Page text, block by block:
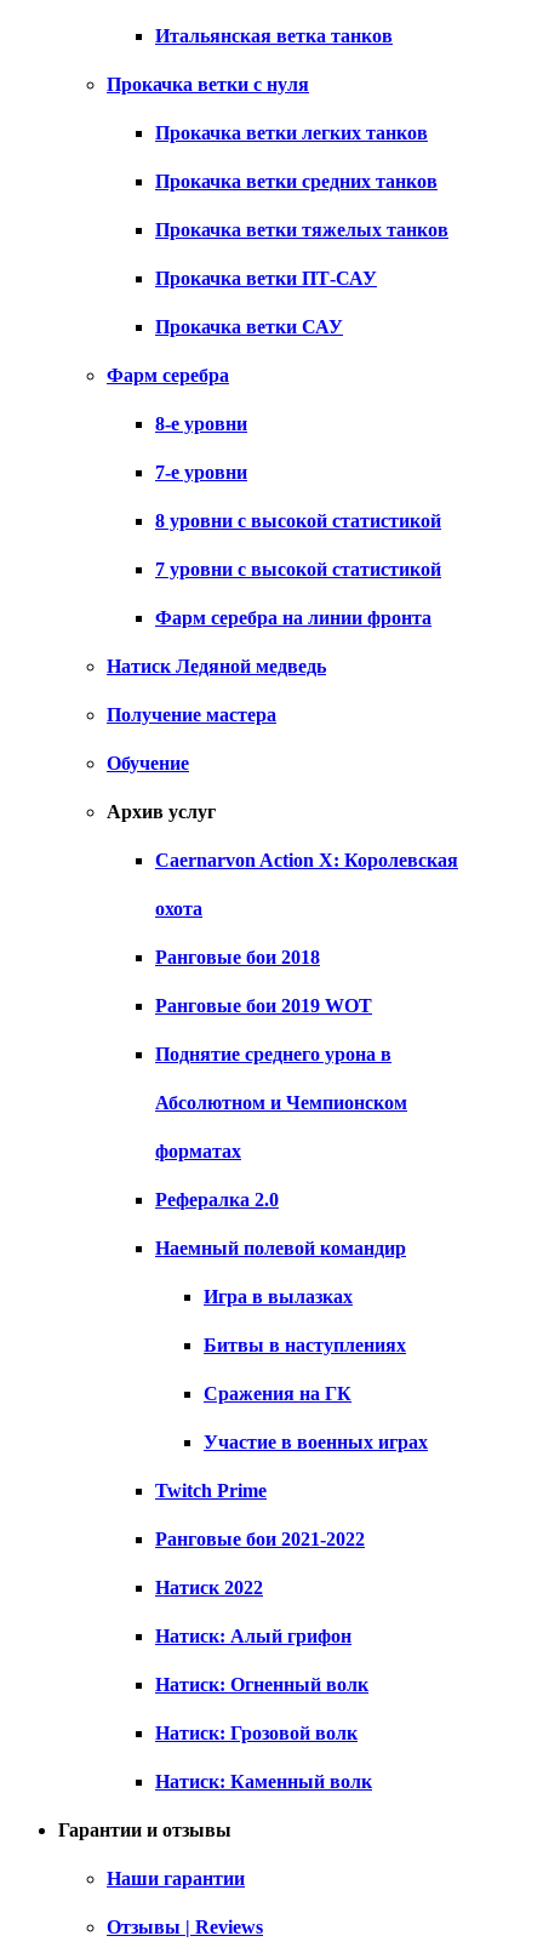
Итальянская ветка танков
Прокачка ветки с нуля
Прокачка ветки легких танков
Прокачка ветки средних танков
Прокачка ветки тяжелых танков
Прокачка ветки ПТ-САУ
Прокачка ветки САУ
Фарм серебра
8-е уровни
7-е уровни
8 уровни с высокой статистикой
7 уровни с высокой статистикой
Фарм серебра на линии фронта
Натиск Ледяной медведь
Получение мастера
Обучение
Архив услуг
Caernarvon Action X: Королевская
охота
Ранговые бои 2018
Ранговые бои 2019 WOT
Поднятие среднего урона в
Абсолютном и Чемпионском
форматах
Рефералка 2.0
Наемный полевой командир
Игра в вылазках
Битвы в наступлениях
Сражения на ГК
Участие в военных играх
Twitch Prime
Ранговые бои 2021-2022
Натиск 2022
Натиск: Алый грифон
Натиск: Огненный волк
Натиск: Грозовой волк
Натиск: Каменный волк
Гарантии и отзывы
Наши гарантии
Отзывы | Reviews